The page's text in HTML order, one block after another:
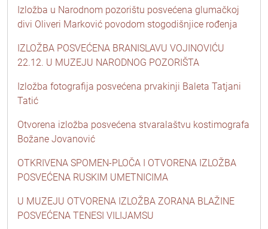
Izložba u Narodnom pozorištu posvećena glumačkoj
divi Oliveri Marković povodom stogodišnjice rođenja
IZLOŽBA POSVEĆENA BRANISLAVU VOJINOVIĆU
22.12. U MUZEJU NARODNOG POZORIŠTA
Izložba fotografija posvećena prvakinji Baleta Tatjani
Tatić
Otvorena izložba posvećena stvaralaštvu kostimografa
Božane Jovanović
OTKRIVENA SPOMEN-PLOČA I OTVORENA IZLOŽBA
POSVEĆENA RUSKIM UMETNICIMA
U MUZEJU OTVORENA IZLOŽBA ZORANA BLAŽINE
POSVEĆENA TENESI VILIJAMSU